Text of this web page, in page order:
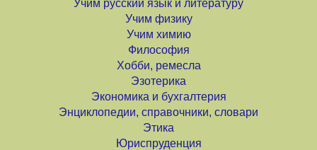
Учим русский язык и литературу
Учим физику
Учим химию
Философия
Хобби, ремесла
Эзотерика
Экономика и бухгалтерия
Энциклопедии, справочники, словари
Этика
Юриспруденция